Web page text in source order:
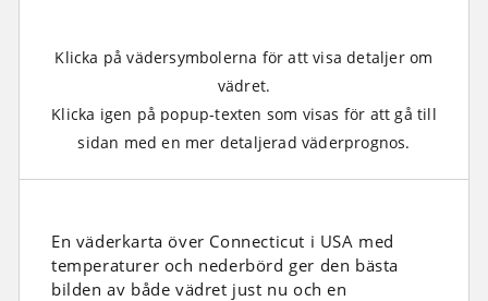
Klicka på vädersymbolerna för att visa detaljer om
vädret.
Klicka igen på popup-texten som visas för att gå till
sidan med en mer detaljerad väderprognos.
En väderkarta över Connecticut i USA med
temperaturer och nederbörd ger den bästa
bilden av både vädret just nu och en